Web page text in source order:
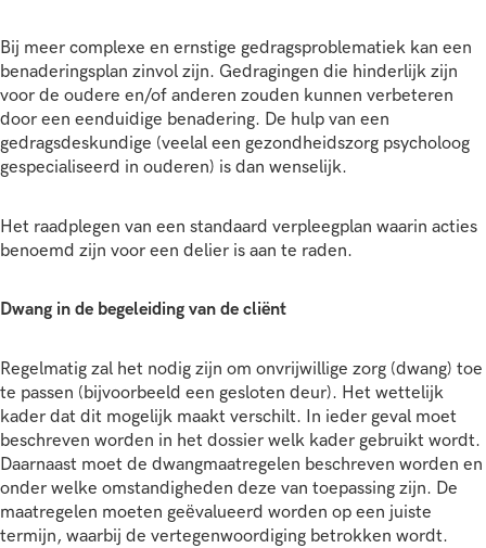
Bij meer complexe en ernstige gedragsproblematiek kan een
benaderingsplan zinvol zijn. Gedragingen die hinderlijk zijn
voor de oudere en/of anderen zouden kunnen verbeteren
door een eenduidige benadering. De hulp van een
gedragsdeskundige (veelal een gezondheidszorg psycholoog
gespecialiseerd in ouderen) is dan wenselijk.
Het raadplegen van een standaard verpleegplan waarin acties
benoemd zijn voor een delier is aan te raden.
Dwang in de begeleiding van de cliënt
Regelmatig zal het nodig zijn om onvrijwillige zorg (dwang) toe
te passen (bijvoorbeeld een gesloten deur). Het wettelijk
kader dat dit mogelijk maakt verschilt. In ieder geval moet
beschreven worden in het dossier welk kader gebruikt wordt.
Daarnaast moet de dwangmaatregelen beschreven worden en
onder welke omstandigheden deze van toepassing zijn. De
maatregelen moeten geëvalueerd worden op een juiste
termijn, waarbij de vertegenwoordiging betrokken wordt.